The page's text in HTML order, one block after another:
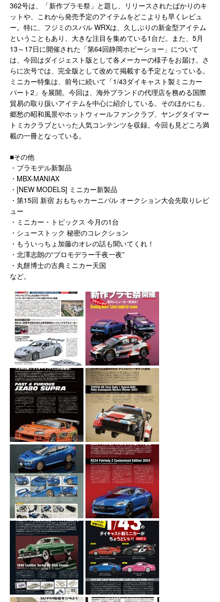
362号は、「新作プラモ祭」と題し、リリースされたばかりのキ
ットや、これから発売予定のアイテムをどこよりも早くレビュ
ー。特に、フジミのスバル WRXは、久しぶりの新金型アイテム
ということもあり、大きな注目を集めている1台だ。また、5月
13～17日に開催された「第64回静岡ホビーショー」について
は、今回はダイジェスト版として各メーカーの様子をお届け。さ
らに次号では、完全版として改めて掲載する予定となっている。
ミニカー特集は、前号に続いて「1/43ダイキャスト製ミニカー
パート2」を展開。今回は、海外ブランドの代理店を務める国際
貿易の取り扱いアイテムを中心に紹介している。そのほかにも、
郷愁の昭和風景やホットウィールファンクラブ、ヤングタイマー
トミカクラブといった人気コンテンツを収録。今回も見どころ満
載の一冊となっている。
■その他
・プラモデル新製品
・MBX-MANIAX
・[NEW MODELS] ミニカー新製品
・第15回 新宿 おもちゃカーニバル オークション大会先取りレビ
ュー
・ミニカー・トピックス 今月の1台
・シューストック 秘密のコレクション
・もういっちょ加藤のオレの話も聞いてくれ！
・北澤志朗の“プロモデラー千夜一夜”
・丸餅博士の古典ミニカー天国
など。